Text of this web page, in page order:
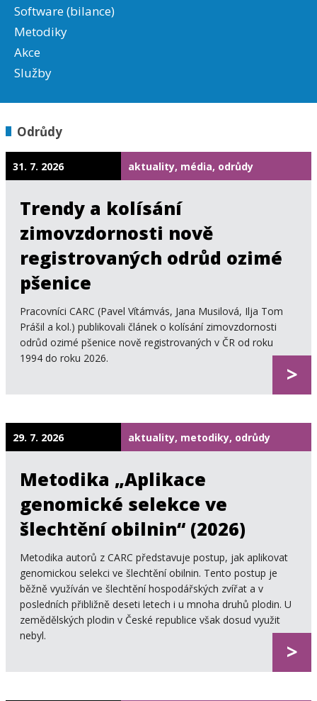
Software (bilance)
Metodiky
Akce
Služby
Odrůdy
31. 7. 2026 aktuality, média, odrůdy
Trendy a kolísání
zimovzdornosti nově
registrovaných odrůd ozimé
pšenice
Pracovníci CARC (Pavel Vítámvás, Jana Musilová, Ilja Tom
Prášil a kol.) publikovali článek o kolísání zimovzdornosti
odrůd ozimé pšenice nově registrovaných v ČR od roku
1994 do roku 2026.
>
29. 7. 2026 aktuality, metodiky, odrůdy
Metodika „Aplikace
genomické selekce ve
šlechtění obilnin“ (2026)
Metodika autorů z CARC představuje postup, jak aplikovat
genomickou selekci ve šlechtění obilnin. Tento postup je
běžně využíván ve šlechtění hospodářských zvířat a v
posledních přibližně deseti letech i u mnoha druhů plodin. U
zemědělských plodin v České republice však dosud využit
nebyl.
>